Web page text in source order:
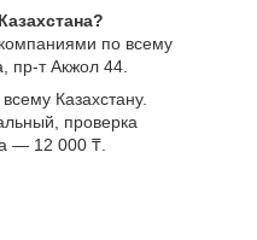
по всему
пр-т Акжол 44.
Казахстану.
проверка
— 12 000 ₸.